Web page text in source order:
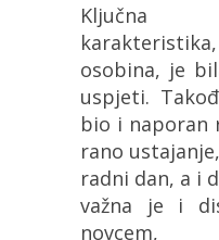
Ključna
osobina, je
uspjeti.
bio i naporan
rano
radni dan, a i
važna je i
novcem,